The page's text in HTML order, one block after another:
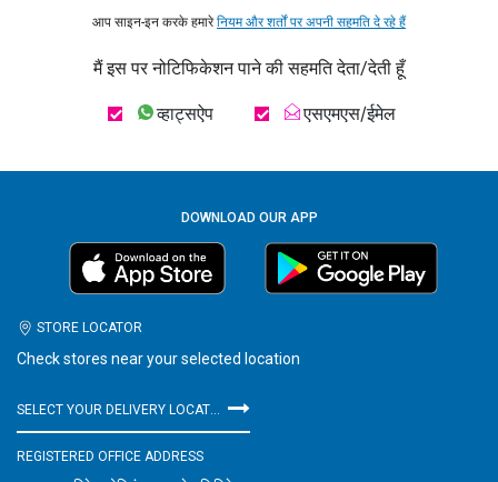
आप साइन-इन करके हमारेनियम और शर्तों पर अपनी सहमति दे रहे हैं
मैं इस पर नोटिफिकेशन पाने की सहमति देता/देती हूँ
व्हाट्सऐप एसएमएस/ईमेल
DOWNLOAD OUR APP
STORE LOCATOR
Check stores near your selected location
SELECT YOUR DELIVERY LOCATION
REGISTERED OFFICE ADDRESS